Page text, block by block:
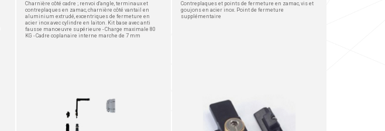
Charnière côté cadre ; renvoi d'angle, terminaux et
contreplaques en zamac, charnière côté vantail en
aluminium extrudé, excentriques de fermeture en
acier inox avec cylindre en laiton. Kit base avec anti
fausse manoeuvre supérieure - Charge maximale 80
KG - Cadre coplanaire interne marche de 7 mm
Contreplaques et points de fermeture en zamac, vis et
goujons en acier inox. Point de fermeture
supplémentaire